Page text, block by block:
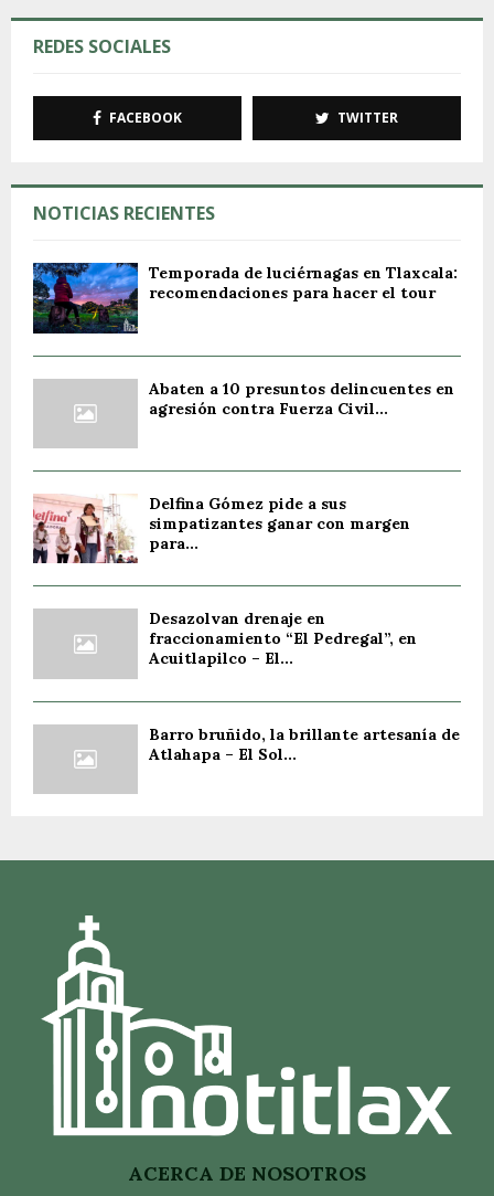
REDES SOCIALES
FACEBOOK TWITTER
NOTICIAS RECIENTES
Temporada de luciérnagas en Tlaxcala:
recomendaciones para hacer el tour
Abaten a 10 presuntos delincuentes en
agresión contra Fuerza Civil...
Delfina Gómez pide a sus
simpatizantes ganar con margen
para...
Desazolvan drenaje en
fraccionamiento “El Pedregal”, en
Acuitlapilco – El...
Barro bruñido, la brillante artesanía de
Atlahapa – El Sol...
ACERCA DE NOSOTROS